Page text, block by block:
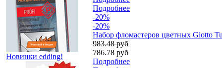
Новинки edding!
Подробнее
-20%
-20%
Набор фломастеров цветных Giotto
983.48 руб
786.78 руб
Подробнее